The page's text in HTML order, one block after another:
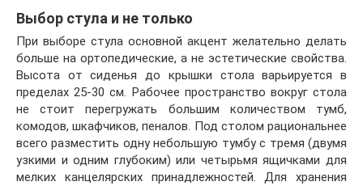
Выбор стула и не только
При выборе стула основной акцент желательно делать
больше на ортопедические, а не эстетические свойства.
Высота от сиденья до крышки стола варьируется в
пределах 25-30 см. Рабочее пространство вокруг стола
не стоит перегружать большим количеством тумб,
комодов, шкафчиков, пеналов. Под столом рациональнее
всего разместить одну небольшую тумбу с тремя (двумя
узкими и одним глубоким) или четырьмя ящичками для
мелких канцелярских принадлежностей. Для хранения